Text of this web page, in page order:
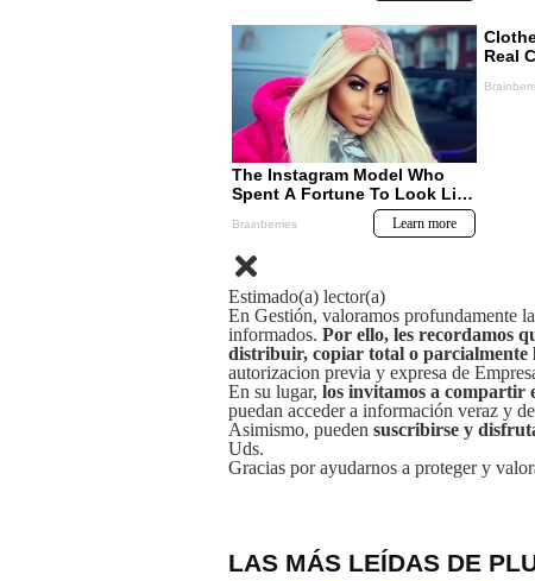
Estimado(a) lector(a)
En Gestión, valoramos profundamente
informados. Por ello, les recordamos
distribuir, copiar total o parcialmente
autorizacion previa y expresa de
En su lugar, los invitamos a compartir
puedan acceder a información veraz y
Asimismo, pueden suscribirse y
Uds.
Gracias por ayudarnos a proteger y
LAS MÁS LEÍDAS DE